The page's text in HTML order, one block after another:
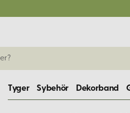
Tyger Sybehör Dekorband